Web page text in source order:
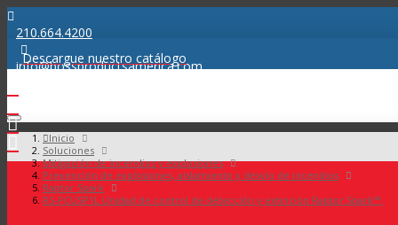
210.664.4200
info@bossproductsamerica.com
Descargue nuestro catálogo
Inicio
Soluciones
Mitigación de incendios y explosiones
Prevención de explosiones, aislamiento y desvío de incendios
Raptor Spark
RS-PCUSP1L Unidad de control de detección y extinción Raptor Spark™.